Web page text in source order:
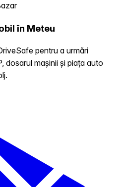
în Meteu
pentru a urmări
dosarul mașinii și piața auto